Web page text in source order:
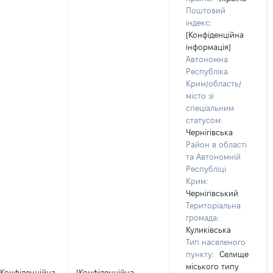
Поштовий
індекс:
[Конфіденційна
інформація]
Автономна
Республіка
Крим/область/
місто зі
спеціальним
статусом:
Чернігівська
Район в області
та Автономній
Республіці
Крим:
Чернігівський
Територіальна
громада:
Куликівська
Тип населеного
пункту:
Селище
міського типу